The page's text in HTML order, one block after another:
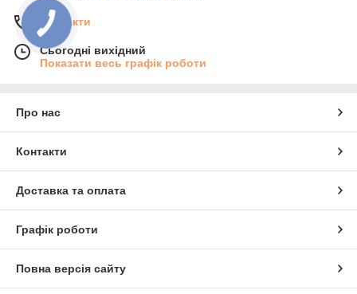
Контакти
Сьогодні вихідний
Показати весь графік роботи
Про нас
Контакти
Доставка та оплата
Графік роботи
Повна версія сайту